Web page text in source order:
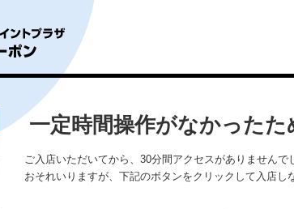
一定時間操作がなかった
ご入店いただいてから、30分間アクセスがありませんで
おそれいりますが、下記のボタンをクリックして入店し